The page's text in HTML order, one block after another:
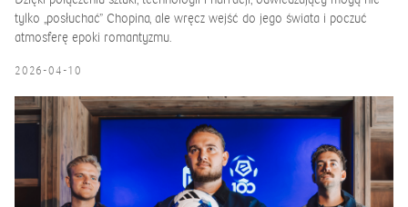
tylko „posłuchać” Chopina, ale wręcz wejść do jego świata i poczuć
atmosferę epoki romantyzmu.
2026-04-10